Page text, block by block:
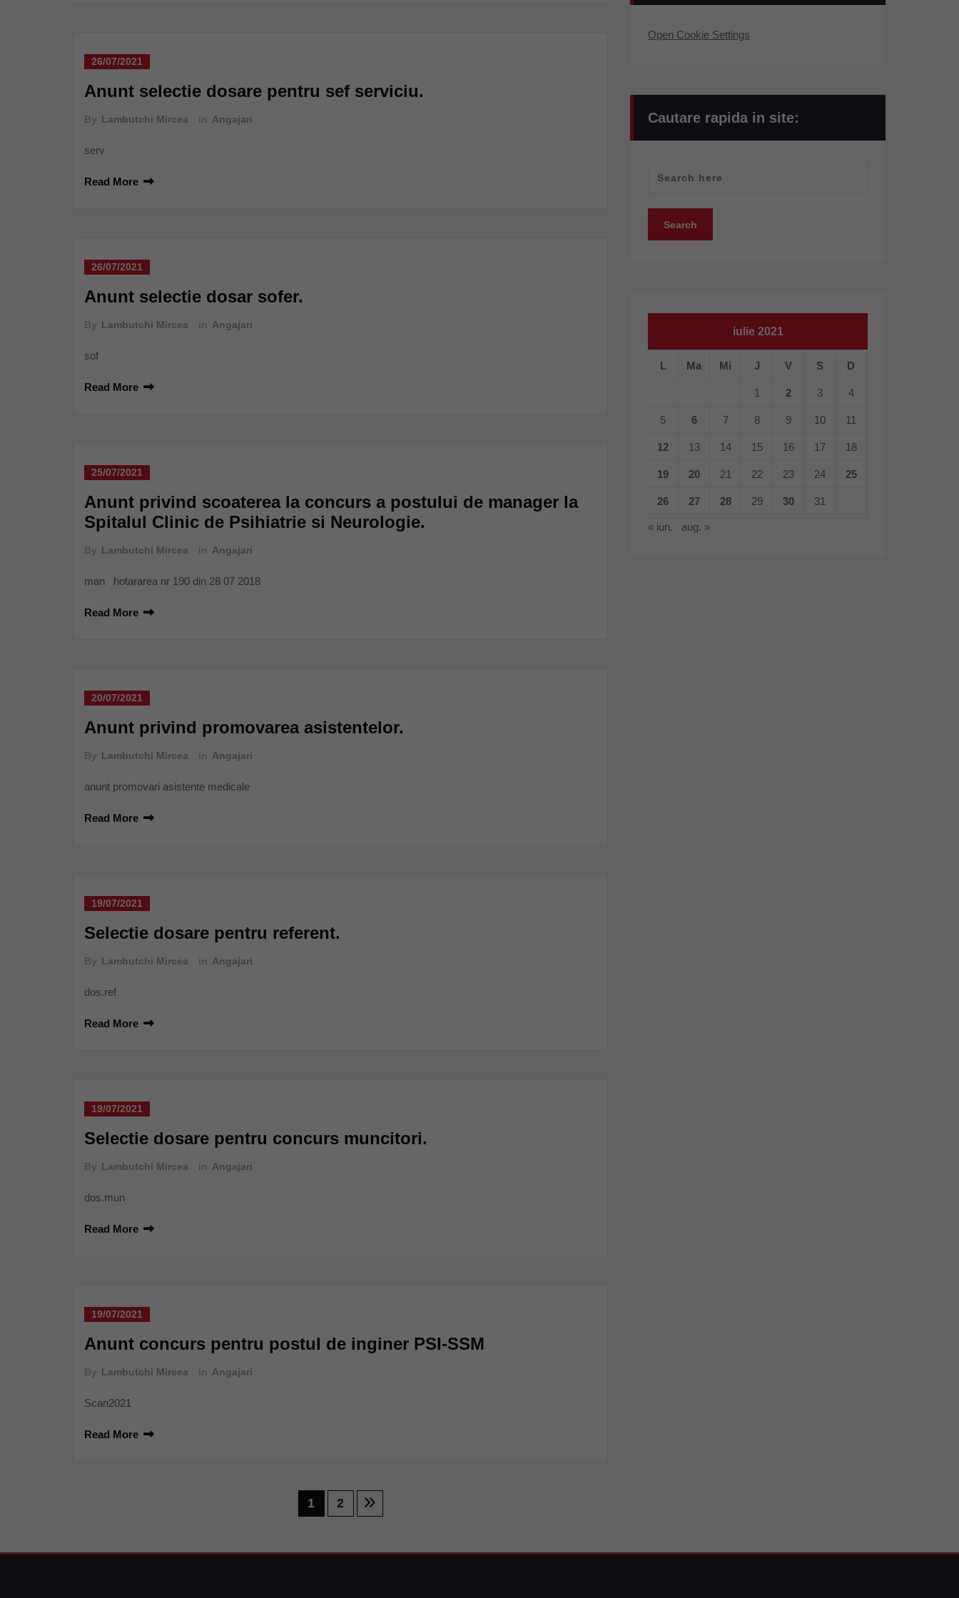
26/07/2021
Anunt selectie dosare pentru sef serviciu.
By Lambutchi Mircea in Angajari
serv
Read More
26/07/2021
Anunt selectie dosar sofer.
By Lambutchi Mircea in Angajari
sof
Read More
25/07/2021
Anunt privind scoaterea la concurs a postului de manager la
Spitalul Clinic de Psihiatrie si Neurologie.
By Lambutchi Mircea in Angajari
man hotararea nr 190 din 28 07 2018
Read More
20/07/2021
Anunt privind promovarea asistentelor.
By Lambutchi Mircea in Angajari
anunt promovari asistente medicale
Read More
19/07/2021
Selectie dosare pentru referent.
By Lambutchi Mircea in Angajari
dos.ref
Read More
19/07/2021
Selectie dosare pentru concurs muncitori.
By Lambutchi Mircea in Angajari
dos.mun
Read More
19/07/2021
Anunt concurs pentru postul de inginer PSI-SSM
By Lambutchi Mircea in Angajari
Scan2021
Read More
1 2
Open Cookie Settings
Cautare rapida in site:
iulie 2021
L Ma Mi J V S D
1 2 3 4
5 6 7 8 9 10 11
12 13 14 15 16 17 18
19 20 21 22 23 24 25
26 27 28 29 30 31
« iun. aug. »